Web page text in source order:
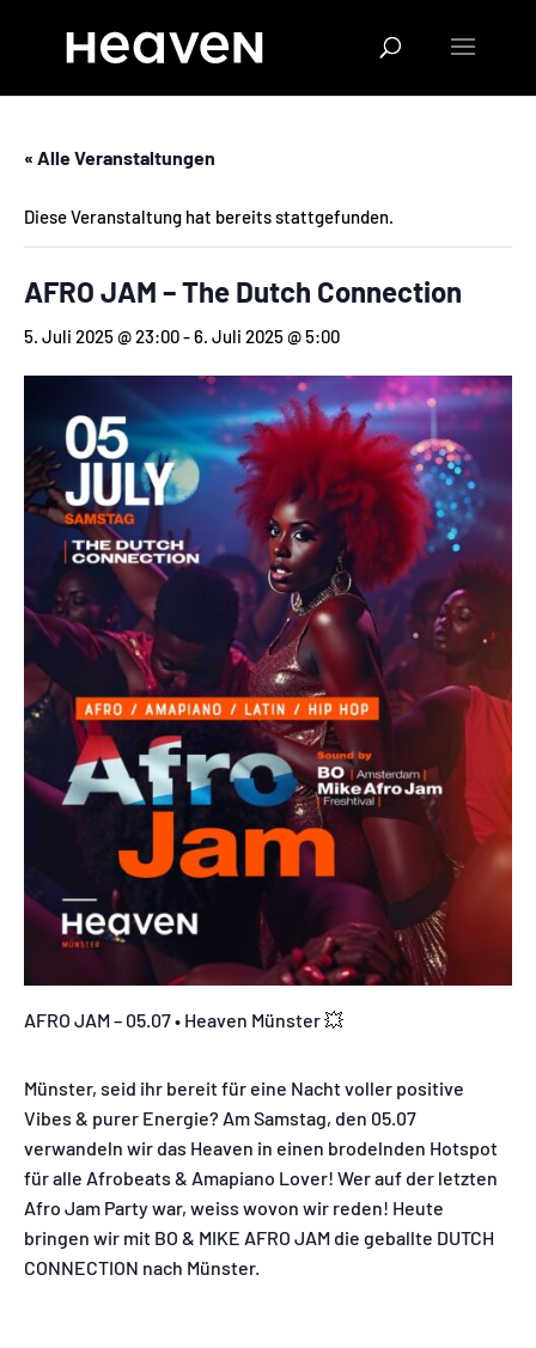
« Alle Veranstaltungen
Diese Veranstaltung hat bereits stattgefunden.
AFRO JAM – The Dutch Connection
5. Juli 2025 @ 23:00-6. Juli 2025 @ 5:00
AFRO JAM – 05.07 • Heaven Münster 💥
Münster, seid ihr bereit für eine Nacht voller positive
Vibes & purer Energie? Am Samstag, den 05.07
verwandeln wir das Heaven in einen brodelnden Hotspot
für alle Afrobeats & Amapiano Lover! Wer auf der letzten
Afro Jam Party war, weiss wovon wir reden! Heute
bringen wir mit BO & MIKE AFRO JAM die geballte DUTCH
CONNECTION nach Münster.